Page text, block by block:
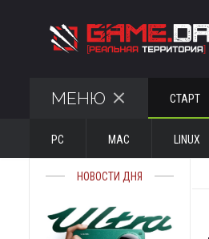
МЕНЮ СТАРТ
PC MAC LINUX
НОВОСТИ ДНЯ